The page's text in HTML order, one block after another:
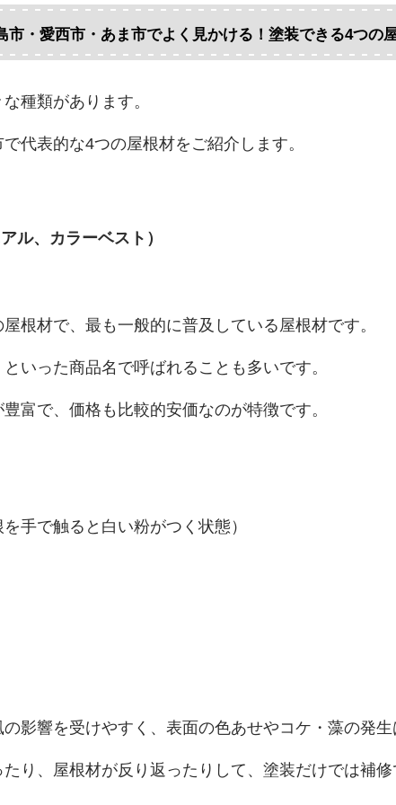
市・愛西市・あま市でよく見かける！塗装できる4つの
種類があります。
代表的な4つの屋根材をご紹介します。
ル、カラーベスト）
根材で、最も一般的に普及している屋根材です。
いった商品名で呼ばれることも多いです。
富で、価格も比較的安価なのが特徴です。
手で触ると白い粉がつく状態）
影響を受けやすく、表面の色あせやコケ・藻の発
り、屋根材が反り返ったりして、塗装だけでは補